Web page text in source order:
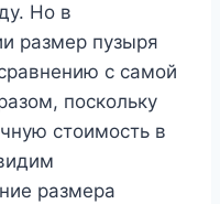
Но в
размер пузыря
с самой
поскольку
стоимость в
размера